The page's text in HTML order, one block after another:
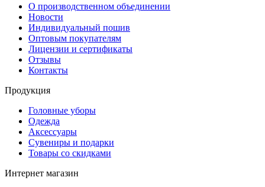
О производственном объединении
Новости
Индивидуальный пошив
Оптовым покупателям
Лицензии и сертификаты
Отзывы
Контакты
Продукция
Головные уборы
Одежда
Аксессуары
Сувениры и подарки
Товары со скидками
Интернет магазин